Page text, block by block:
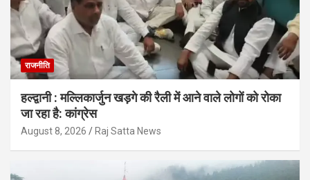
राजनीति
हल्द्वानी : मल्लिकार्जुन खड़गे की रैली में आने वाले लोगों को रोका
जा रहा है: कांग्रेस
August 8, 2026 Raj Satta News